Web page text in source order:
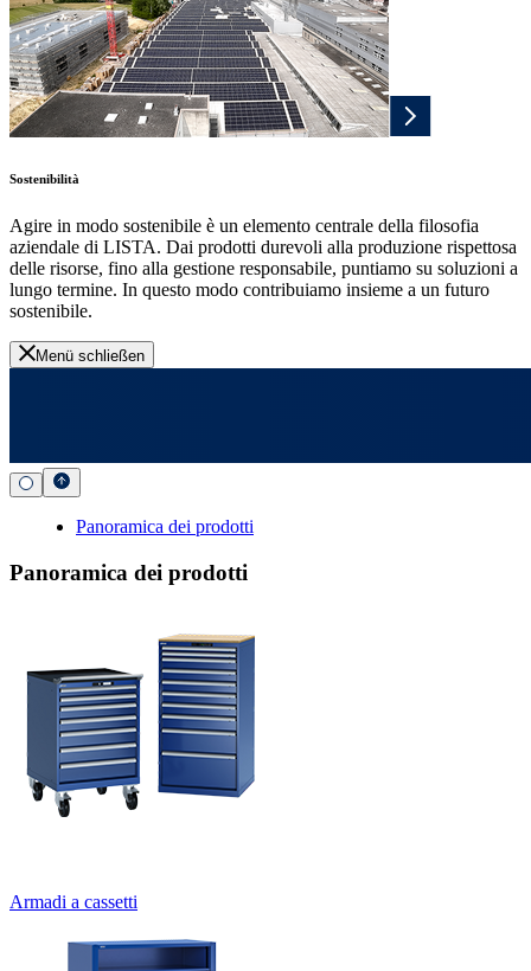
Sostenibilità
Agire in modo sostenibile è un elemento centrale della filosofia
aziendale di LISTA. Dai prodotti durevoli alla produzione rispettosa
delle risorse, fino alla gestione responsabile, puntiamo su soluzioni a
lungo termine. In questo modo contribuiamo insieme a un futuro
sostenibile.
Menü schließen
Panoramica dei prodotti
Panoramica dei prodotti
Armadi a cassetti